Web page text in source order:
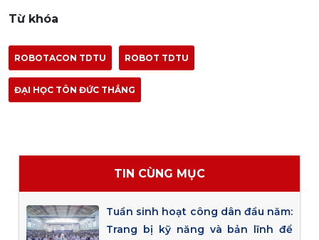
Từ khóa
ROBOTACON TDTU ROBOT TDTU
ĐẠI HỌC TÔN ĐỨC THẮNG
TIN CÙNG MỤC
Tuần sinh hoạt công dân đầu năm:
Trang bị kỹ năng và bản lĩnh để